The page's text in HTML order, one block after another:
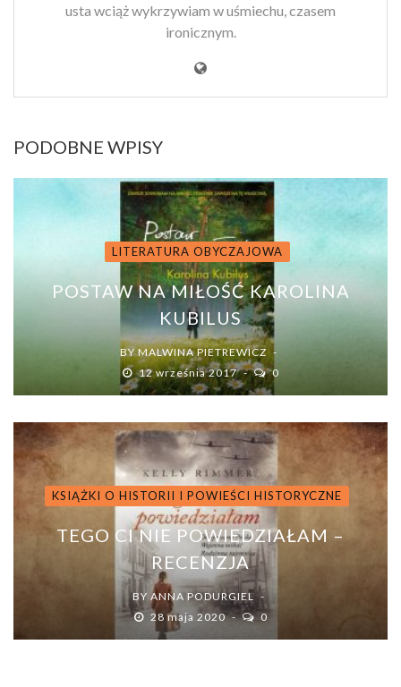
usta wciąż wykrzywiam w uśmiechu, czasem
ironicznym.
PODOBNE WPISY
LITERATURA OBYCZAJOWA
POSTAW NA MIŁOŚĆ KAROLINA
KUBILUS
BYMALWINA PIETREWICZ
12 września 2017
0
KSIĄŻKI O HISTORII I POWIEŚCI HISTORYCZNE
TEGO CI NIE POWIEDZIAŁAM –
RECENZJA
BY ANNA PODURGIEL
28 maja 2020
0